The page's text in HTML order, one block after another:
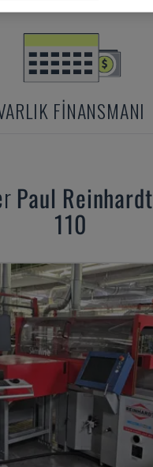
FINANSMANI
Paul Reinhardt
110